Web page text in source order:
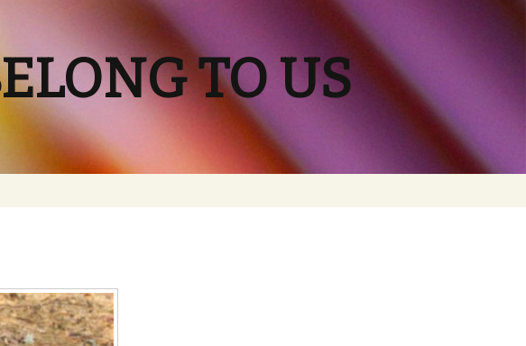
TO US